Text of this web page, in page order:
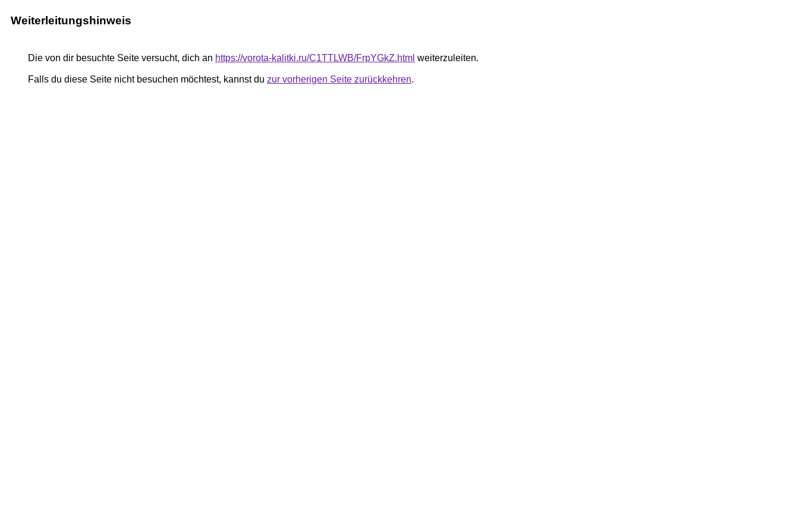
Weiterleitungshinweis
Die von dir besuchte Seite versucht, dich an https://vorota-kalitki.ru/C1TTLWB/FrpYGkZ.html weiterzuleiten.
Falls du diese Seite nicht besuchen möchtest, kannst du zur vorherigen Seite zurückkehren.